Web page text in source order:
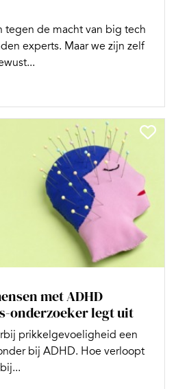
tegen de macht van big tech
experts. Maar we zijn zelf
met ADHD
onderzoeker legt uit
prikkelgevoeligheid een
bij ADHD. Hoe verloopt